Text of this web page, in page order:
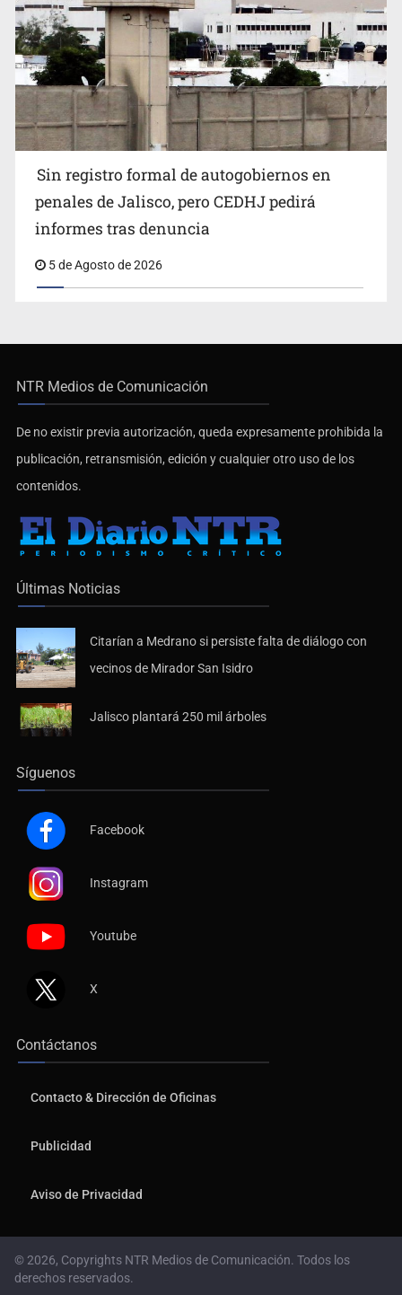
Sin registro formal de autogobiernos en
penales de Jalisco, pero CEDHJ pedirá
informes tras denuncia
5 de Agosto de 2026
NTR Medios de Comunicación
De no existir previa autorización, queda expresamente prohibida la
publicación, retransmisión, edición y cualquier otro uso de los
contenidos.
Últimas Noticias
Citarían a Medrano si persiste falta de diálogo con
vecinos de Mirador San Isidro
Jalisco plantará 250 mil árboles
Síguenos
Facebook
Instagram
Youtube
X
Contáctanos
Contacto & Dirección de Oficinas
Publicidad
Aviso de Privacidad
© 2026, Copyrights NTR Medios de Comunicación. Todos los
derechos reservados.